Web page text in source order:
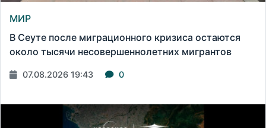
МИР
В Сеуте после миграционного кризиса остаются
около тысячи несовершеннолетних мигрантов
07.08.2026 19:43 0